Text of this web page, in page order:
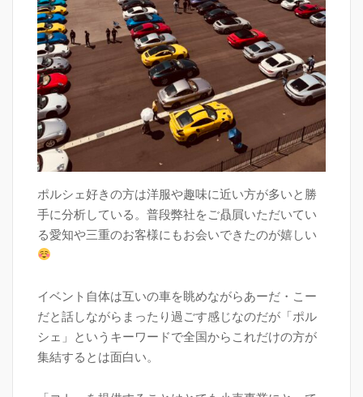
ポルシェ好きの方は洋服や趣味に近い方が多いと勝
手に分析している。普段弊社をご贔屓いただいてい
る愛知や三重のお客様にもお会いできたのが嬉しい
イベント自体は互いの車を眺めながらあーだ・こー
だと話しながらまったり過ごす感じなのだが「ポル
シェ」というキーワードで全国からこれだけの方が
集結するとは面白い。